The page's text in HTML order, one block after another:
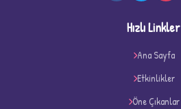
Hızlı Linkler
Ana Sayfa
Etkinlikler
Öne Çıkanlar